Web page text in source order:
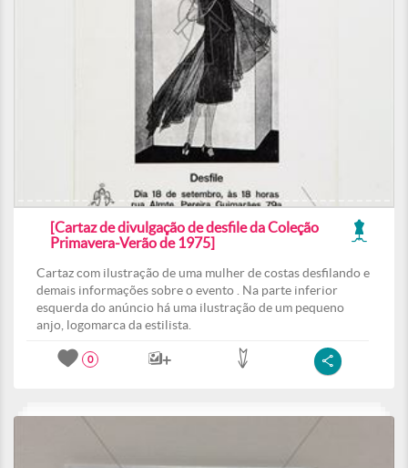
[Cartaz de divulgação de desfile da Coleção
Primavera-Verão de 1975]
Cartaz com ilustração de uma mulher de costas desfilando e
demais informações sobre o evento . Na parte inferior
esquerda do anúncio há uma ilustração de um pequeno
anjo, logomarca da estilista.
0